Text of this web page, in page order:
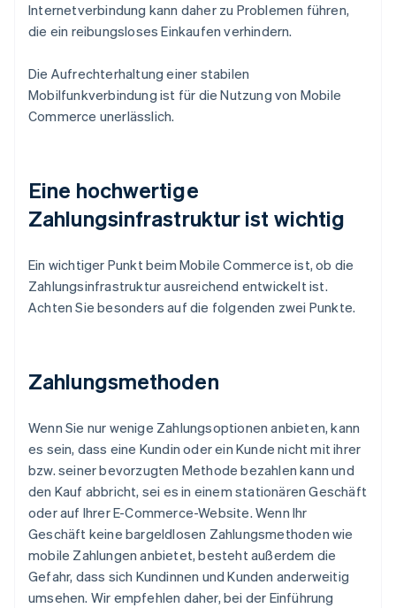
Internetverbindung kann daher zu Problemen führen,
die ein reibungsloses Einkaufen verhindern.
Die Aufrechterhaltung einer stabilen
Mobilfunkverbindung ist für die Nutzung von Mobile
Commerce unerlässlich.
Eine hochwertige
Zahlungsinfrastruktur ist wichtig
Ein wichtiger Punkt beim Mobile Commerce ist, ob die
Zahlungsinfrastruktur ausreichend entwickelt ist.
Achten Sie besonders auf die folgenden zwei Punkte.
Zahlungsmethoden
Wenn Sie nur wenige Zahlungsoptionen anbieten, kann
es sein, dass eine Kundin oder ein Kunde nicht mit ihrer
bzw. seiner bevorzugten Methode bezahlen kann und
den Kauf abbricht, sei es in einem stationären Geschäft
oder auf Ihrer E-Commerce-Website. Wenn Ihr
Geschäft keine bargeldlosen Zahlungsmethoden wie
mobile Zahlungen anbietet, besteht außerdem die
Gefahr, dass sich Kundinnen und Kunden anderweitig
umsehen. Wir empfehlen daher, bei der Einführung